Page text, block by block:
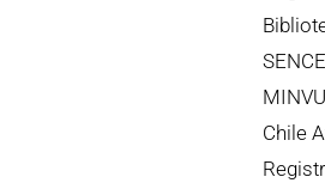
SENCE
MINVU
Chile